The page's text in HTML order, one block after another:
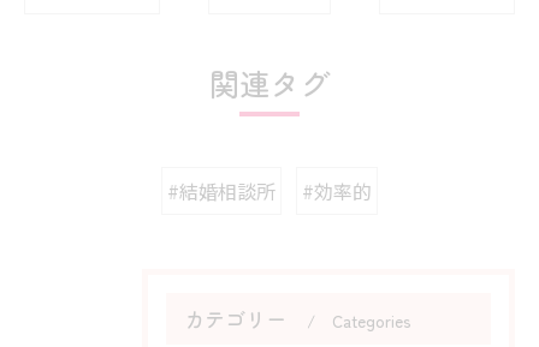
関連タグ
#結婚相談所 #効率的
カテゴリー Categories